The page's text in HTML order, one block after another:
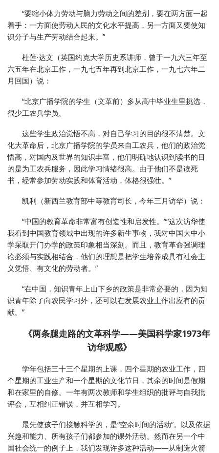
“要缩小体力劳动与脑力劳动之间的差别，要在两方面一起
着手：一方面使劳动人民的文化水平提高，另一方面又要使知
识分子与生产劳动结合起来。”
杜莲·达文（英国约克大学历史系讲师，曾于一九六三年至
六五年在北京工作，一九七五年再到北京工作，一九七六年二
月回国）说：
“北京广播学院的学生（文革前）多从高中毕业生里挑选，
很少工农兵学员。
这些学生政治觉悟不高，对自己学习的目的很不清楚。文
化大革命后，北京广播学院的学员来自工农兵，他们的政治觉
悟高，对国内及世界的知识丰富，他们明确地认识到读书的目
的是为工农兵服务，因此学习情绪很高。由于他们不是读死
书，经常参加劳动实践和体育活动，体格很强壮。”
凯利（新西兰教育部中等教育司长，今年三月访华）说：
“中国的教育革命非常富有创造性和启发性。”“这次访华使
我看到中国教育领域中出现的许多新生事物，我对中国大中小
学采取开门办学的政策印象相当深刻。而且，教育革命强调理
论必须与实践相结合，他们的理想是把学生培养成具有社会主
义觉悟、有文化的劳动者。”
“在中国，知识青年上山下乡的政策是非常必要的，因为知
识青年除了向农民学习外，还可以在发展农业上作出应有的贡
献。”
《两条腿走路的文革科学——美国科学家1973年
访华观感》
学年包括三十三个星期的上课，四个星期的农业工作，四
个星期的工业生产和一个星期的文化节日，其余的时间是假期
和在家里的自修。一年有两次教师和学生组织的批评与自我批
评会，互相纠正错误，并互相学习。
最先使孩子们接触科学的，是“空余时间的活动”。以及依据
兴趣和能力、所有孩子们都参加的课外活动。然而在另一个中
国社会统一的例子上，我们发现许多这种活动——从制造火箭